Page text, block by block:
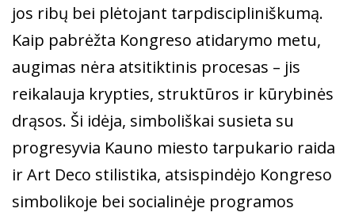
jos ribų bei plėtojant tarpdiscipliniškumą.
Kaip pabrėžta Kongreso atidarymo metu,
augimas nėra atsitiktinis procesas – jis
reikalauja krypties, struktūros ir kūrybinės
drąsos. Ši idėja, simboliškai susieta su
progresyvia Kauno miesto tarpukario raida
ir Art Deco stilistika, atsispindėjo Kongreso
simbolikoje bei socialinėje programos